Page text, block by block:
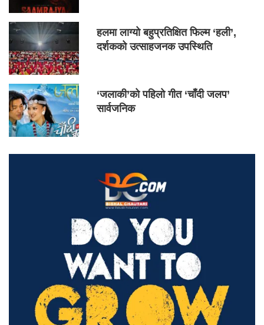
हलमा लाग्यो बहुप्रतिक्षित फिल्म ‘हली’,
दर्शकको उत्साहजनक उपस्थिति
‘जलाकी’को पहिलो गीत ‘चाँदी जलप’
सार्वजनिक